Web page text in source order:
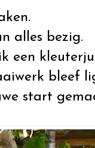
alles bezig.
een
bleef
start